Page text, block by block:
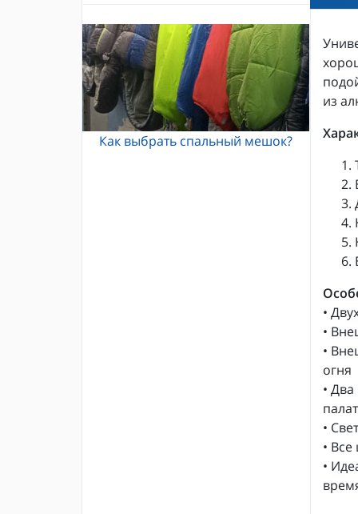
Кошки Grivel
Каски и шлемы для альпинизма
Жумары и зажимы
Карабины и оттяжки
Спусковые устройства
Как выбрать спальный мешок?
из
•
•
•
огня
•
•
•
•